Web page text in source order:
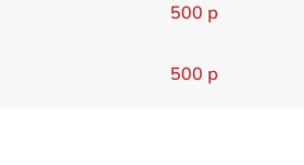
500 р
500 р